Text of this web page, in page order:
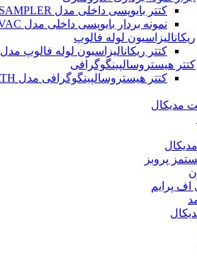
کتتر بایوپسی داخلی مدل THE SAMPLER
نمونه بردار بایوپسی داخلی مدل PRO-VAC
ریکانالیزاسیون لوله فالوپ
کتتر ریکانالیزاسیون لوله فالوپ مدل SALPINX CATH
کتتر هیستروسالپینگوگرافی
کتتر هیستروسالپینگوگرافی مدل HYSTERO CATH
مدیکال
مدیکال
پروبز
اف پرایم